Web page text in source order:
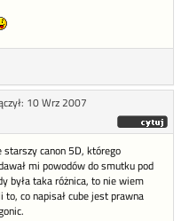
10 Wrz 2007
canon 5D, którego
mi powodów do smutku pod
była taka różnica, to nie wiem
to, co napisał cube jest prawna